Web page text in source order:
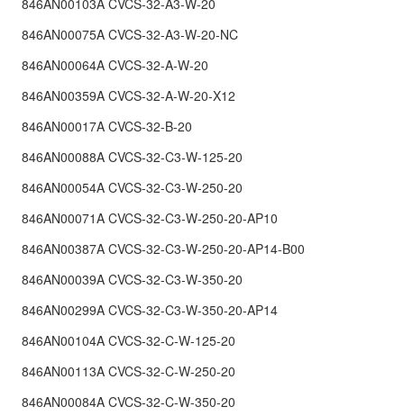
846AN00075A CVCS-32-A3-W-20-NC
846AN00064A CVCS-32-A-W-20
846AN00359A CVCS-32-A-W-20-X12
846AN00017A CVCS-32-B-20
846AN00088A CVCS-32-C3-W-125-20
846AN00054A CVCS-32-C3-W-250-20
846AN00071A CVCS-32-C3-W-250-20-AP10
846AN00387A CVCS-32-C3-W-250-20-AP14-B00
846AN00039A CVCS-32-C3-W-350-20
846AN00299A CVCS-32-C3-W-350-20-AP14
846AN00104A CVCS-32-C-W-125-20
846AN00113A CVCS-32-C-W-250-20
846AN00084A CVCS-32-C-W-350-20